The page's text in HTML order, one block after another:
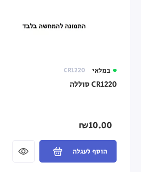
במלאי CR1220
CR1220 סוללה
₪10.00
הוסף לעגלה